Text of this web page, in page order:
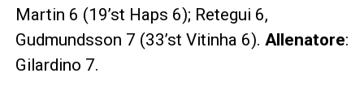
Martin 6 (19’st Haps 6); Retegui 6,
Gudmundsson 7 (33’st Vitinha 6). Allenatore:
Gilardino 7.